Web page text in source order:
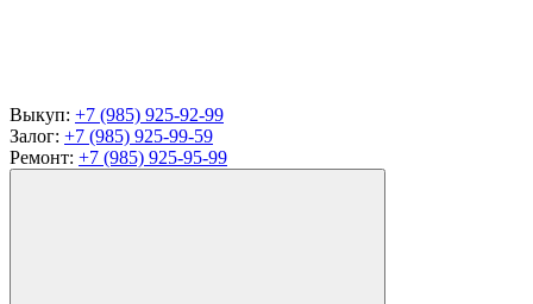
Выкуп: +7 (985) 925-92-99
Залог: +7 (985) 925-99-59
Ремонт: +7 (985) 925-95-99